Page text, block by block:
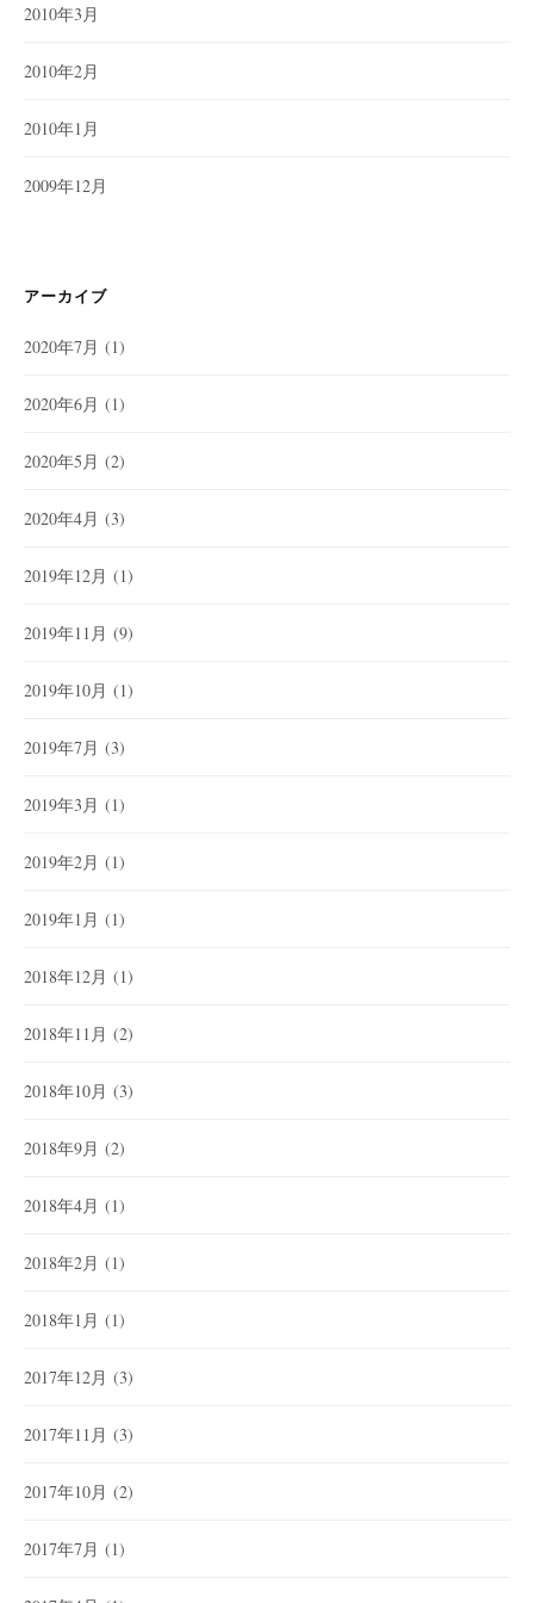
2010年3月
2010年2月
2010年1月
2009年12月
アーカイブ
2020年7月 (1)
2020年6月 (1)
2020年5月 (2)
2020年4月 (3)
2019年12月 (1)
2019年11月 (9)
2019年10月 (1)
2019年7月 (3)
2019年3月 (1)
2019年2月 (1)
2019年1月 (1)
2018年12月 (1)
2018年11月 (2)
2018年10月 (3)
2018年9月 (2)
2018年4月 (1)
2018年2月 (1)
2018年1月 (1)
2017年12月 (3)
2017年11月 (3)
2017年10月 (2)
2017年7月 (1)